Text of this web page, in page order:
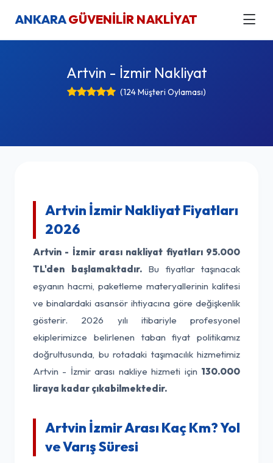
ANKARAGÜVENİLİR NAKLİYAT
Artvin - İzmir Nakliyat
(124 Müşteri Oylaması)
Artvin İzmir Nakliyat Fiyatları
2026
Artvin - İzmir arası nakliyat fiyatları 95.000
TL'den başlamaktadır.Bu fiyatlar taşınacak
eşyanın hacmi, paketleme materyallerinin kalitesi
ve binalardaki asansör ihtiyacına göre değişkenlik
gösterir. 2026 yılı itibariyle profesyonel
ekiplerimizce belirlenen taban fiyat politikamız
doğrultusunda, bu rotadaki taşımacılık hizmetimiz
Artvin - İzmir arası nakliye hizmeti için 130.000
liraya kadar çıkabilmektedir.
Artvin İzmir Arası Kaç Km? Yol
ve Varış Süresi